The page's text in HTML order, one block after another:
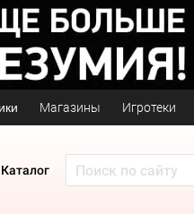
Магазины Игротеки
Каталог